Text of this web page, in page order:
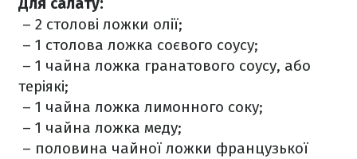
– 2 столові ложки олії;
– 1 столова ложка соєвого соусу;
– 1 чайна ложка гранатового соусу, або
теріякі;
– 1 чайна ложка лимонного соку;
– 1 чайна ложка меду;
– половина чайної ложки французької